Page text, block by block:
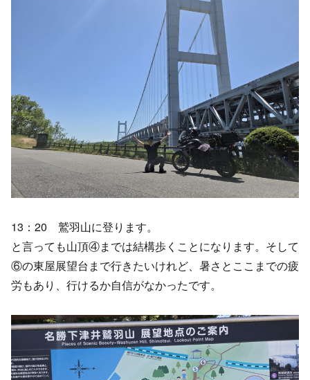
13：20 鷲羽山に登ります。
と言っても山頂④までは結構歩くことになります。そして
⑥の東屋展望台まで行きたいけれど、暑さとここまでの疲
労もあり、行けるか自信がなかったです。